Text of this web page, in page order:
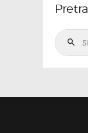
Search
for: